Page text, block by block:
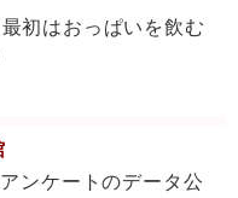
初はおっぱいを飲む
ンケートのデータ公